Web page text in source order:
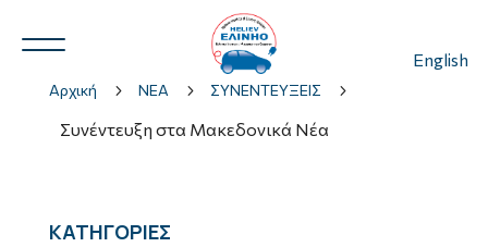
English
Αρχική 5 ΝΕΑ 5 ΣΥΝΕΝΤΕΥΞΕΙΣ 5
Συνέντευξη στα Μακεδονικά Νέα
ΚΑΤΗΓΟΡΙΕΣ